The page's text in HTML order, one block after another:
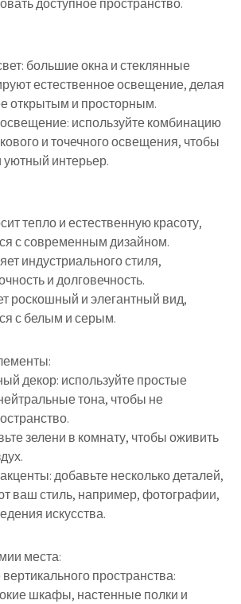
доступное пространство.
большие окна и стеклянные
естественное освещение, делая
открытым и просторным.
используйте комбинацию
и точечного освещения, чтобы
уютный интерьер.
тепло и естественную красоту,
с современным дизайном.
индустриального стиля,
и долговечность.
роскошный и элегантный вид,
с белым и серым.
декор: используйте простые
тона, чтобы не
зелени в комнату, чтобы оживить
добавьте несколько деталей,
ваш стиль, например, фотографии,
искусства.
места:
пространства:
шкафы, настенные полки и